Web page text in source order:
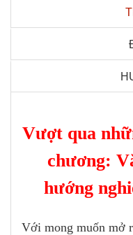
Vượt qua
chương:
hướng
Với mong muốn mở